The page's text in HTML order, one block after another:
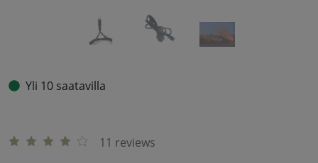
Yli 10 saatavilla
11 reviews